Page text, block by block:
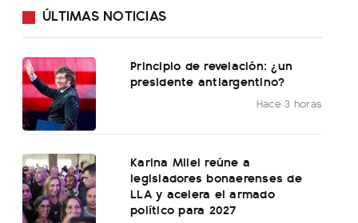
ÚLTIMAS NOTICIAS
Principio de revelación: ¿un
presidente antiargentino?
Hace 3 horas
Karina Milei reúne a
legisladores bonaerenses de
LLA y acelera el armado
político para 2027